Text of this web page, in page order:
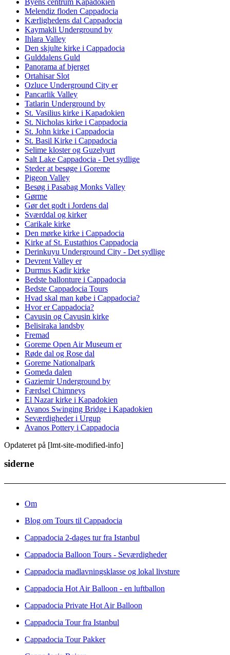
Melendiz floden Cappadocia
Kærlighedens dal Cappadocia
Kaymakli Underground by
Ihlara Valley
Den skjulte kirke i Cappadocia
Gulddalens Guld
Panorama af bjerget
Ortahisar Slot
Ozluce Underground City er
Pancarlik Valley
Tatlarin Underground by
St. Vasilius kirke i Kapadokien
St. Nicholas kirke i Cappadocia
St. John kirke i Cappadocia
St. Basil Kirke i Cappadocia
Selime kloster og Guzelyurt
Salt Lake Cappadocia - Det sydlige
Steder at besøge i Goreme
Pigeon Valley
Besøg i Pasabag Monks Valley
Gørme
Gør det godt i Jordens dal
Sværddal og kirker
Carikale kirke
Den mørke kirke i Cappadocia
Kirke af St. Eustathios Cappadocia
Derinkuyu Underground City - Det sydlige
Devrent Valley er
Durmus Kadir kirke
Bedste ballonture i Cappadocia
Bedste Cappadocia Tours
Hvad skal man købe i Cappadocia?
Hvor er Cappadocia?
Cavusin og Cavusin kirke
Belisiraka landsby
Fremad
Goreme Open Air Museum er
Røde dal og Rose dal
Goreme Nationalpark
Gomeda dalen
Gaziemir Underground by
Færdsel Chimneys
El Nazar kirke i Kapadokien
Avanos Swinging Bridge i Kapadokien
Seværdigheder i Urgup
Avanos Pottery i Cappadocia
Opdateret på [lmt-site-modified-info]
siderne
Om
Blog om Tours til Cappadocia
Cappadocia 2-dages tur fra Istanbul
Cappadocia Balloon Tours - Seværdigheder
Cappadocia madlavningsklasse og lokal livsture
Cappadocia Hot Air Balloon - en luftballon
Cappadocia Private Hot Air Balloon
Cappadocia Tour fra Istanbul
Cappadocia Tour Pakker